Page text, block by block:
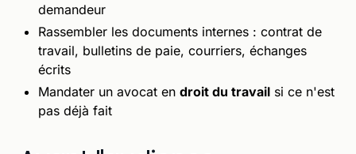
demandeur
Rassembler les documents internes : contrat de
travail, bulletins de paie, courriers, échanges
écrits
Mandater un avocat en droit du travail si ce n'est
pas déjà fait